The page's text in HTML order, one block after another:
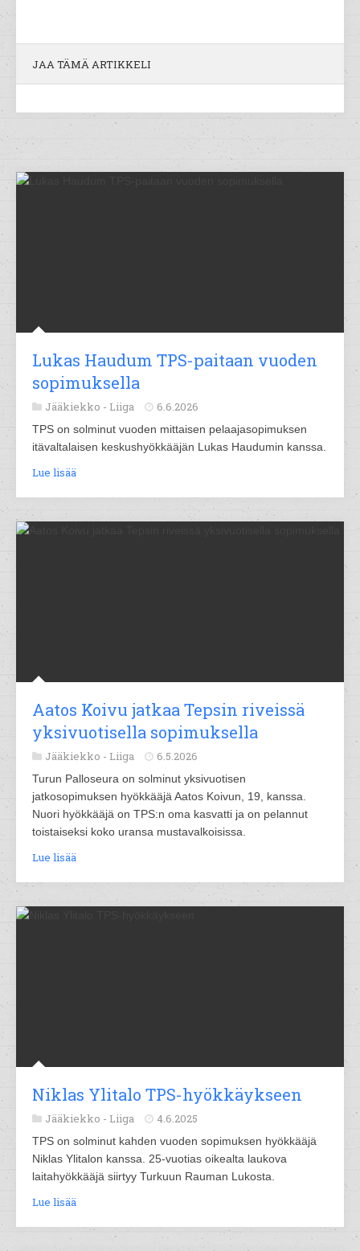
JAA TÄMÄ ARTIKKELI
Lukas Haudum TPS-paitaan vuoden
sopimuksella
Jääkiekko - Liiga 6.6.2026
TPS on solminut vuoden mittaisen pelaajasopimuksen
itävaltalaisen keskushyökkääjän Lukas Haudumin kanssa.
Lue lisää
Aatos Koivu jatkaa Tepsin riveissä
yksivuotisella sopimuksella
Jääkiekko - Liiga 6.5.2026
Turun Palloseura on solminut yksivuotisen
jatkosopimuksen hyökkääjä Aatos Koivun, 19, kanssa.
Nuori hyökkääjä on TPS:n oma kasvatti ja on pelannut
toistaiseksi koko uransa mustavalkoisissa.
Lue lisää
Niklas Ylitalo TPS-hyökkäykseen
Jääkiekko - Liiga 4.6.2025
TPS on solminut kahden vuoden sopimuksen hyökkääjä
Niklas Ylitalon kanssa. 25-vuotias oikealta laukova
laitahyökkääjä siirtyy Turkuun Rauman Lukosta.
Lue lisää